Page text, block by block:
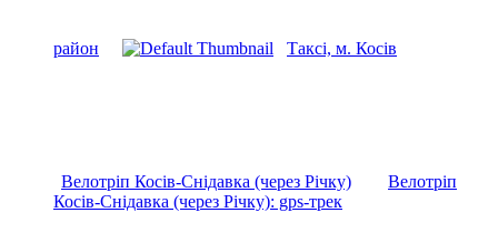
район Таксі, м. Косів
Велотріп Косів-Снідавка (через Річку)
Велотріп
Косів-Снідавка (через Річку): gps-трек